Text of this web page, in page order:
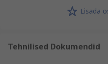
Lisada
Tehnilised Dokumendid